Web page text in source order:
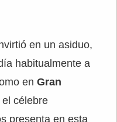
en un asiduo,
habitualmente a
en Gran
célebre
presenta en esta